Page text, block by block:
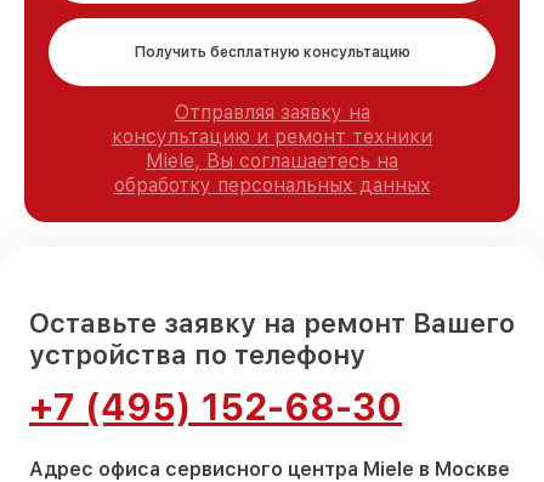
Получить бесплатную консультацию
Отправляя заявку на
консультацию и ремонт техники
Miele, Вы соглашаетесь на
обработку персональных данных
Оставьте заявку на ремонт Вашего
устройства по телефону
+7 (495) 152-68-30
Адрес офиса сервисного центра Miele в Москве